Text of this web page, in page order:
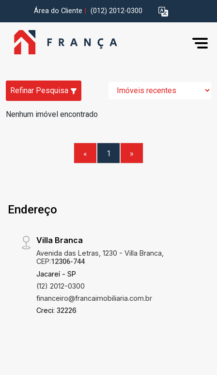
Área do Cliente (012) 2012-0300
Refinar Pesquisa
Nenhum imóvel encontrado
« 1 »
Endereço
Villa Branca
Avenida das Letras, 1230 - Villa Branca,
CEP:12306-744
Jacareí - SP
(12) 2012-0300
financeiro@francaimobiliaria.com.br
Creci: 32226